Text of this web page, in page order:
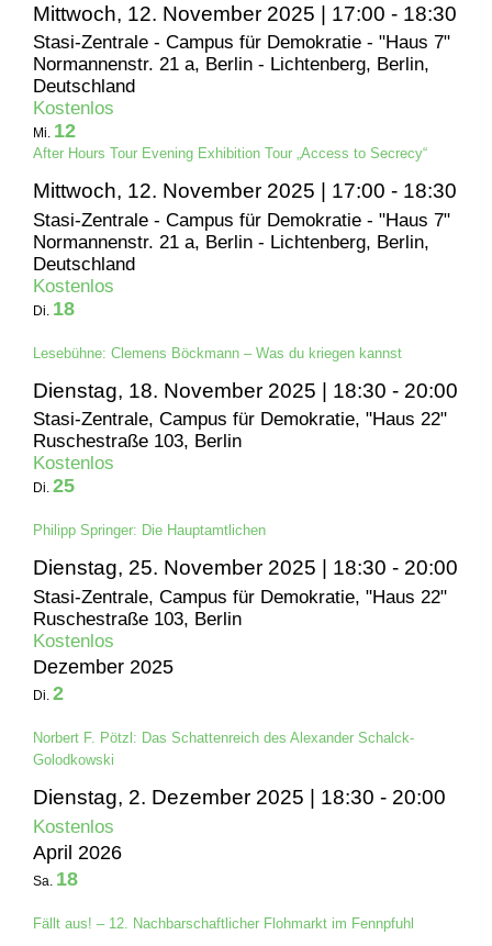
Mittwoch, 12. November 2025 | 17:00 - 18:30
Stasi-Zentrale - Campus für Demokratie - "Haus 7"
Normannenstr. 21 a, Berlin - Lichtenberg, Berlin,
Deutschland
Kostenlos
Mi. 12
After Hours Tour Evening Exhibition Tour „Access to Secrecy“
Mittwoch, 12. November 2025 | 17:00 - 18:30
Stasi-Zentrale - Campus für Demokratie - "Haus 7"
Normannenstr. 21 a, Berlin - Lichtenberg, Berlin,
Deutschland
Kostenlos
Di. 18
Lesebühne: Clemens Böckmann – Was du kriegen kannst
Dienstag, 18. November 2025 | 18:30 - 20:00
Stasi-Zentrale, Campus für Demokratie, "Haus 22"
Ruschestraße 103, Berlin
Kostenlos
Di. 25
Philipp Springer: Die Hauptamtlichen
Dienstag, 25. November 2025 | 18:30 - 20:00
Stasi-Zentrale, Campus für Demokratie, "Haus 22"
Ruschestraße 103, Berlin
Kostenlos
Dezember 2025
Di. 2
Norbert F. Pötzl: Das Schattenreich des Alexander Schalck-
Golodkowski
Dienstag, 2. Dezember 2025 | 18:30 - 20:00
Kostenlos
April 2026
Sa. 18
Fällt aus! – 12. Nachbarschaftlicher Flohmarkt im Fennpfuhl